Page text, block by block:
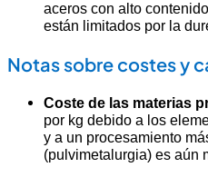
aceros con alto
están limitados por la
Notas sobre costes y
Coste de las materias
por kg debido a los
y a un procesamiento
(pulvimetalurgia) es aún